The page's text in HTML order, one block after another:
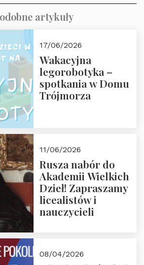
artykuły
17/06/2026
Wakacyjna
legorobotyka –
spotkania w Domu
Trójmorza
11/06/2026
Rusza nabór do
Akademii Wielkich
Dzieł! Zapraszamy
licealistów i
nauczycieli
08/04/2026